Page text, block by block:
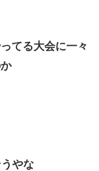
てる大会に一々
やな